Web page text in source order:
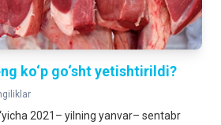
ko‘p go‘sht yetishtirildi?
2021– yilning yanvar– sentabr